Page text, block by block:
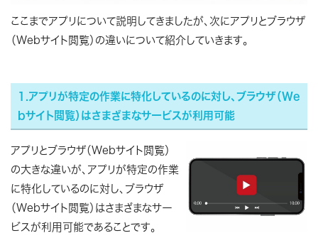
ここまでアプリについて説明してきましたが、次にアプリとブラウザ
（Webサイト閲覧）の違いについて紹介していきます。
1.アプリが特定の作業に特化しているのに対し、ブラウザ（We
bサイト閲覧）はさまざまなサービスが利用可能
アプリとブラウザ（Webサイト閲覧）
の大きな違いが、アプリが特定の作業
に特化しているのに対し、ブラウザ
（Webサイト閲覧）はさまざまなサー
ビスが利用可能であることです。